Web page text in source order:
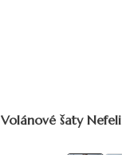
Volánové šaty Nefeli